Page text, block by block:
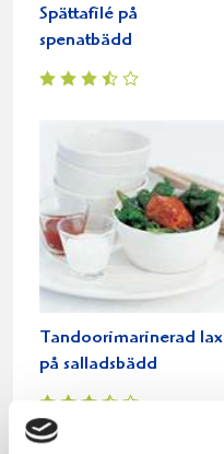
Spättafilé på
spenatbädd
Tandoorimarinerad lax
på salladsbädd